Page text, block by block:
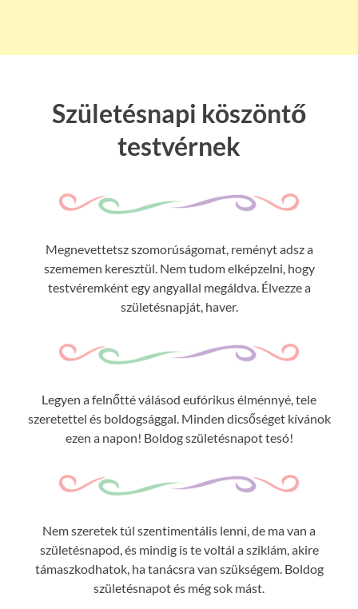
Születésnapi köszöntő
testvérnek
Megnevettetsz szomorúságomat, reményt adsz a
szememen keresztül. Nem tudom elképzelni, hogy
testvéremként egy angyallal megáldva. Élvezze a
születésnapját, haver.
Legyen a felnőtté válásod eufórikus élménnyé, tele
szeretettel és boldogsággal. Minden dicsőséget kívánok
ezen a napon! Boldog születésnapot tesó!
Nem szeretek túl szentimentális lenni, de ma van a
születésnapod, és mindig is te voltál a sziklám, akire
támaszkodhatok, ha tanácsra van szükségem. Boldog
születésnapot és még sok mást.